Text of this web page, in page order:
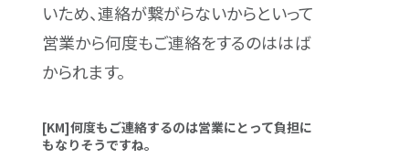
いため、連絡が繋がらないからといって
営業から何度もご連絡をするのははば
かられます。
[KM]何度もご連絡するのは営業にとって負担に
もなりそうですね。